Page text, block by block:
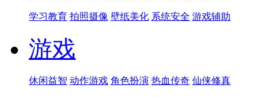
学习教育 拍照摄像 壁纸美化 系统安全 游戏辅助
游戏
休闲益智 动作游戏 角色扮演 热血传奇 仙侠修真